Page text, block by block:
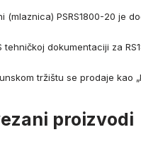
(mlaznica) PSRS1800-20 je
tehničkoj dokumentaciji za
tržištu se prodaje kao
proizvodi